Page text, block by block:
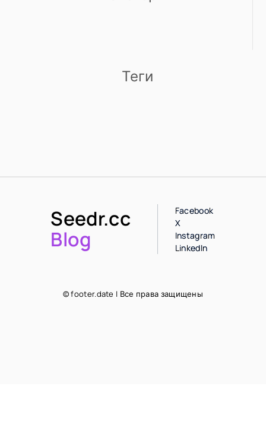
Теги
Seedr.cc
Blog
Facebook
X
Instagram
LinkedIn
© footer.date | Все права защищены